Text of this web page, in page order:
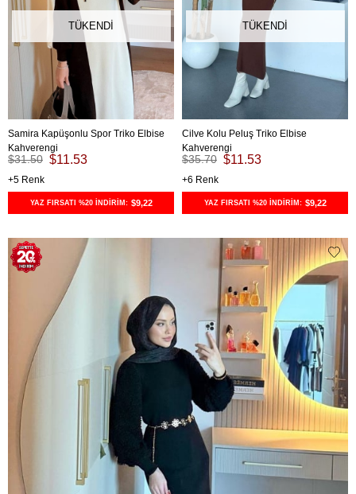
TÜKENDI
Samira Kapüşonlu Spor Triko Elbise
Kahverengi
$11.53
$31.50
5
YAZ FIRSATI %20 İNDİRİM: $9,22
TÜKENDI
Cilve Kolu Peluş Triko Elbise
Kahverengi
$11.53
$35.70
6
YAZ FIRSATI %20 İNDİRİM: $9,22